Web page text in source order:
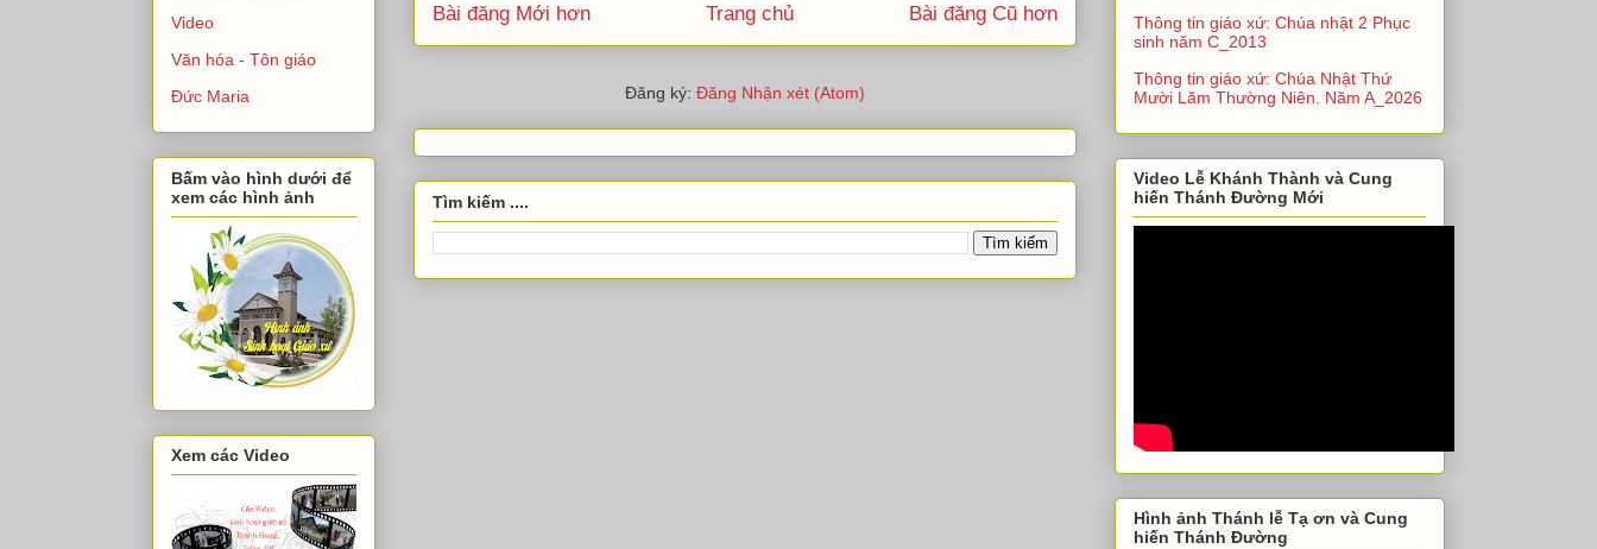
Bài đăng Mới hơn Bài đăng Cũ hơn
Trang chủ
Đăng ký: Đăng Nhận xét (Atom)
Tìm kiếm ....
Video
Văn hóa - Tôn giáo
Đức Maria
Bấm vào hình dưới để
xem các hình ảnh
Xem các Video
Thông tin giáo xứ: Chúa nhật 2 Phục
sinh năm C_2013
Thông tin giáo xứ: Chúa Nhật Thứ
Mười Lăm Thường Niên. Năm A_2026
Video Lễ Khánh Thành và Cung
hiến Thánh Đường Mới
Hình ảnh Thánh lễ Tạ ơn và Cung
hiến Thánh Đường